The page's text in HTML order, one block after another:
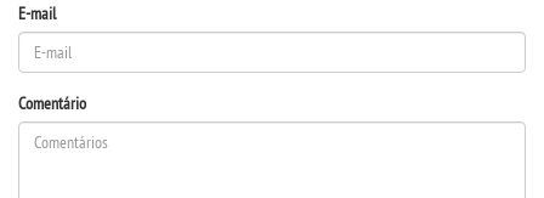
E-mail
Comentário